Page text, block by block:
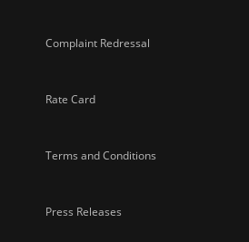
Complaint Redressal
Rate Card
Terms and Conditions
Press Releases